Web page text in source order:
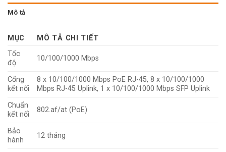
Mô tả
MỤC
MÔ TẢ CHI TIẾT
Tốc
độ
10/100/1000 Mbps
Cổng
kết nối
8 x 10/100/1000 Mbps PoE RJ-45, 8 x 10/100/1000
Mbps RJ-45 Uplink, 1 x 10/100/1000 Mbps SFP Uplink
Chuẩn
kết nối
802.af/at (PoE)
Bảo
hành
12 tháng